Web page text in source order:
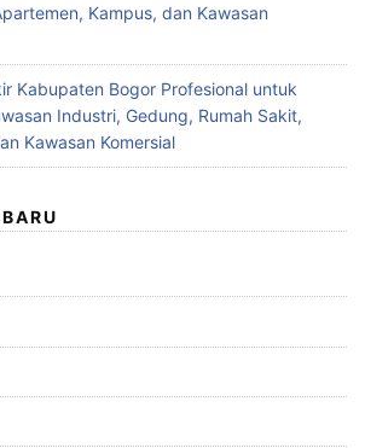
Kampus, dan Kawasan
Kabupaten Bogor Profesional untuk
Industri, Gedung, Rumah Sakit,
Kawasan Komersial